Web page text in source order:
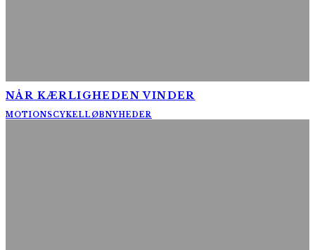
NÅR KÆRLIGHEDEN VINDER
MOTIONSCYKELLØBNYHEDER